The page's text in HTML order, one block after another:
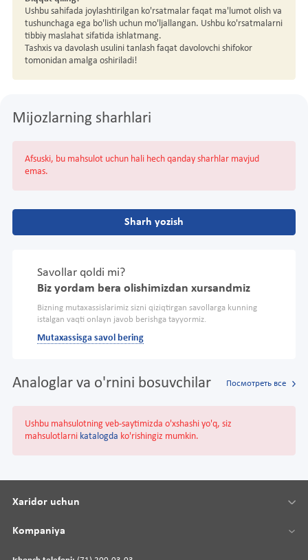
Ushbu sahifada joylashtirilgan ko'rsatmalar faqat ma'lumot olish va
tushunchaga ega bo'lish uchun mo'ljallangan. Ushbu ko'rsatmalarni
tibbiy maslahat sifatida ishlatmang.
Tashxis va davolash usulini tanlash faqat davolovchi shifokor
tomonidan amalga oshiriladi!
Mijozlarning sharhlari
Afsuski, bu mahsulot uchun hali hech qanday sharhlar mavjud
emas.
Sharh yozish
Savollar qoldi mi?
Biz yordam bera olishimizdan xursandmiz
Bizning mutaxassislarimiz sizni qiziqtirgan savollarga kunning
istalgan vaqti onlayn javob berishga tayyormiz.
Mutaxassisga savol bering
Analoglar va o'rnini bosuvchilar Посмотреть все
Ushbu mahsulotning veb-saytimizda o'xshashi yo'q, siz
mahsulotlarni katalogda ko'rishingiz mumkin.
Xaridor uchun
Kompaniya